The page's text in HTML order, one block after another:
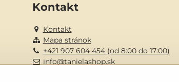
Kontakt
Kontakt
Mapa stránok
+421 907 604 454 (od 8:00 do 17:00)
info@tanielashop.sk